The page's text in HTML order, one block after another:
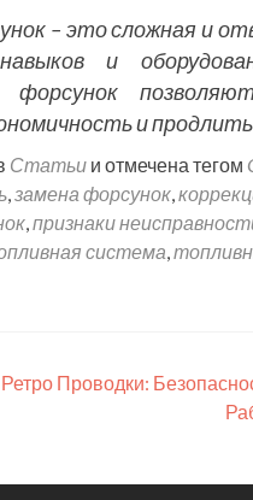
– это сложная и
и
и
Статьи и отмечена тегом
,замена форсунок,
,признаки
система,
Проводки: